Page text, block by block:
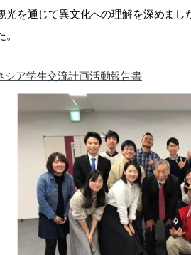
を通じて異文化への理解を深めま
シア学生交流計画活動報告書